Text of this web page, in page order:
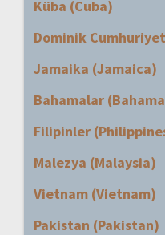
Küba (Cuba)
Dominik
Jamaika (Jamaica)
Bahamalar
Filipinler
Malezya (Malaysia)
Vietnam (Vietnam)
Pakistan (Pakistan)